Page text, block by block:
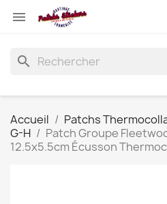

search
Accueil Patchs
G-H
Patch Groupe
12.5x5.5cm Écusson